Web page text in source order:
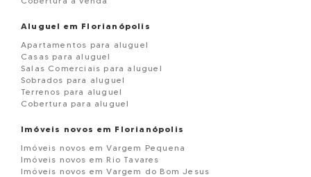
Aluguel em Florianópolis
Apartamentos para aluguel
Casas para aluguel
Salas Comerciais para aluguel
Sobrados para aluguel
Terrenos para aluguel
Cobertura para aluguel
Imóveis novos em Florianópolis
Imóveis novos em Vargem Pequena
Imóveis novos em Rio Tavares
Imóveis novos em Vargem do Bom Jesus